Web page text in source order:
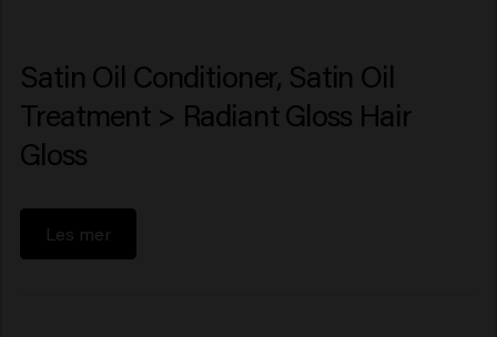
Satin Oil Conditioner, Satin Oil
Treatment > Radiant Gloss Hair
Gloss
Les mer